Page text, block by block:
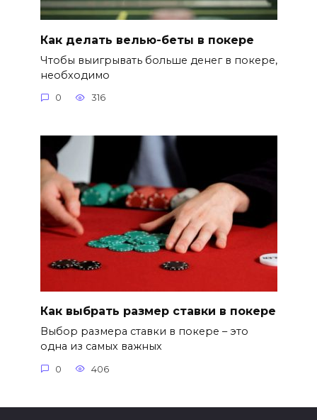
Как делать велью-беты в покере
Чтобы выигрывать больше денег в покере,
необходимо
0 316
Как выбрать размер ставки в покере
Выбор размера ставки в покере – это
одна из самых важных
0 406